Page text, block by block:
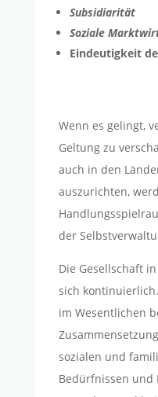
Subsidiarität
Soziale
Eindeutigkeit
Wenn es gelingt,
Geltung zu
auch in den
auszurichten,
der
Die Gesellschaft
sich
im Wesentlichen
sozialen und
Bedürfnissen und